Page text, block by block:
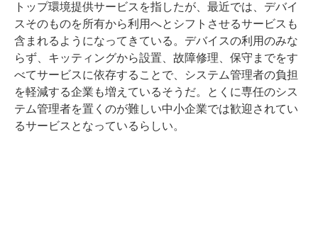
トップ環境提供サービスを指したが、最近では、デバイ
スそのものを所有から利用へとシフトさせるサービスも
含まれるようになってきている。デバイスの利用のみな
らず、キッティングから設置、故障修理、保守までをす
べてサービスに依存することで、システム管理者の負担
を軽減する企業も増えているそうだ。とくに専任のシス
テム管理者を置くのが難しい中小企業では歓迎されてい
るサービスとなっているらしい。